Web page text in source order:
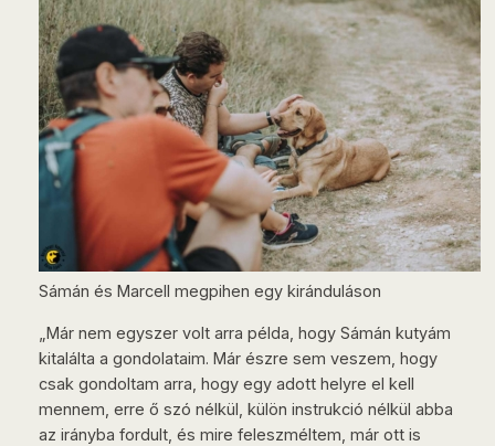
Sámán és Marcell megpihen egy kiránduláson
„Már nem egyszer volt arra példa, hogy Sámán kutyám
kitalálta a gondolataim. Már észre sem veszem, hogy
csak gondoltam arra, hogy egy adott helyre el kell
mennem, erre ő szó nélkül, külön instrukció nélkül abba
az irányba fordult, és mire feleszméltem, már ott is